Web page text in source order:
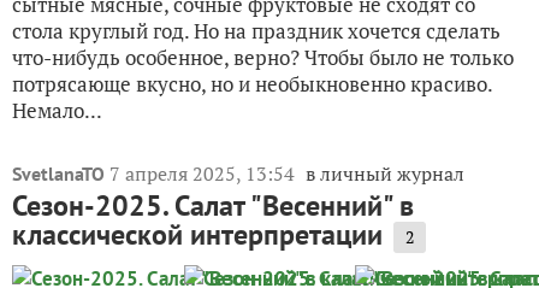
стола круглый год. Но на праздник хочется сделать
что-нибудь особенное, верно? Чтобы было не только
потрясающе вкусно, но и необыкновенно красиво.
Немало...
SvetlanaTO 7 апреля 2025, 13:54 в личный журнал
Сезон-2025. Салат "Весенний" в
классической интерпретации 2